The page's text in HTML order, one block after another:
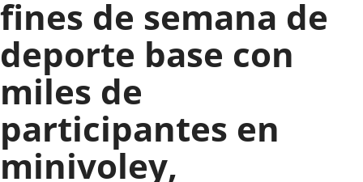
fines de semana de
deporte base con
miles de
participantes en
minivoley,